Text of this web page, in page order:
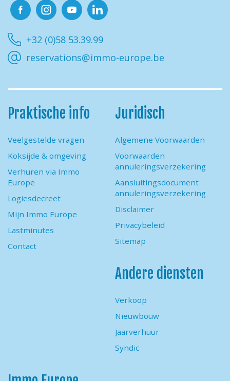
+32 (0)58 53.39.99
reservations@immo-europe.be
Praktische info
Veelgestelde vragen
Koksijde & omgeving
Verhuren via Immo
Europe
Logiesdecreet
Mijn Immo Europe
Lastminutes
Contact
Juridisch
Algemene Voorwaarden
Voorwaarden
annuleringsverzekering
Aansluitingsdocument
annuleringsverzekering
Disclaimer
Privacybeleid
Sitemap
Andere diensten
Verkoop
Nieuwbouw
Jaarverhuur
Syndic